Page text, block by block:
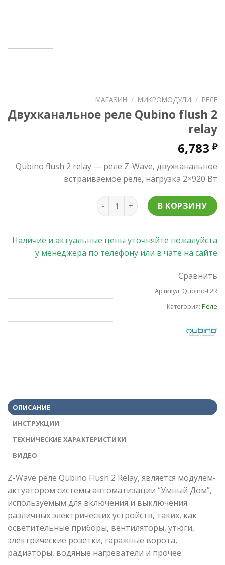
МАГАЗИН / МИКРОМОДУЛИ / РЕЛЕ
Двухканальное реле Qubino flush 2
relay
6,783 ₽
Qubino flush 2 relay — реле Z-Wave, двухканальное
встраиваемое реле, нагрузка 2×920 Вт
Количество товараВ КОРЗИНУ
Наличие и актуальные цены уточняйте пожалуйста
у менеджера по телефону или в чате на сайте
Сравнить
Артикул: Qubino-F2R
Категория: Реле
ОПИСАНИЕ
ИНСТРУКЦИИ
ТЕХНИЧЕСКИЕ ХАРАКТЕРИСТИКИ
ВИДЕО
Z-Wave реле Qubino Flush 2 Relay, является модулем-
актуатором системы автоматизации “Умный Дом”,
используемым для включения и выключения
различных электрических устройств, таких, как
осветительные приборы, вентиляторы, утюги,
электрические розетки, гаражные ворота,
радиаторы, водяные нагреватели и прочее.